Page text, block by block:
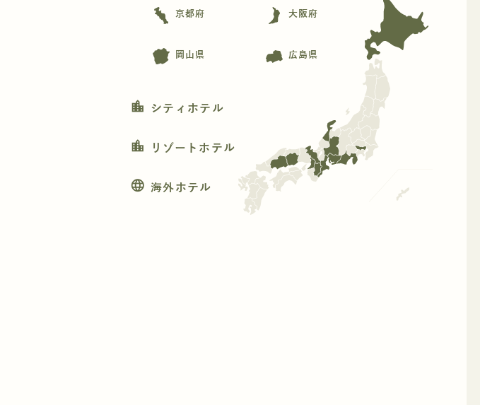
京都府 大阪府
岡山県 広島県
location_city シティホテル
location_city リゾートホテル
language 海外ホテル